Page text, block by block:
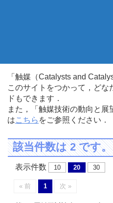
「触媒（Catalysts and
このサイトをつかって，ど
ドもできます．
また，「触媒技術の動向と
はこちら をご参照ください．
該当件数は 2 です
表示件数 10 20 30
« 前 1 次 »